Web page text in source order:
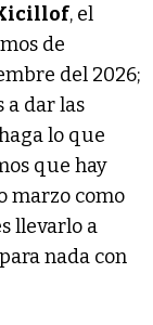
, el
de
del 2026;
a dar las
lo que
que hay
marzo como
llevarlo a
nada con